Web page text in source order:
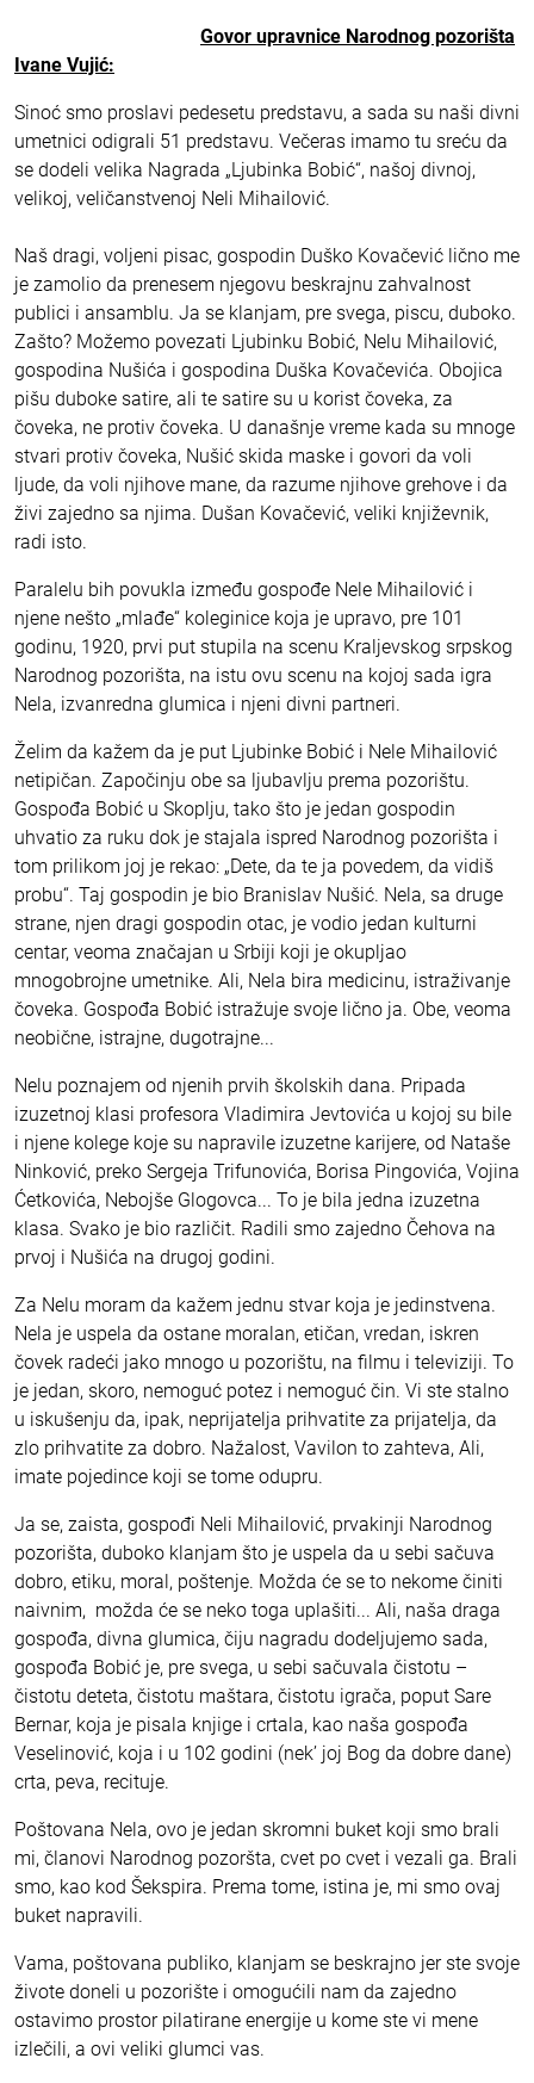
Govor upravnice Narodnog pozorišta
Ivane Vujić:
Sinoć smo proslavi pedesetu predstavu, a sada su naši divni
umetnici odigrali 51 predstavu. Večeras imamo tu sreću da
se dodeli velika Nagrada „Ljubinka Bobić“, našoj divnoj,
velikoj, veličanstvenoj Neli Mihailović.
Naš dragi, voljeni pisac, gospodin Duško Kovačević lično me
je zamolio da prenesem njegovu beskrajnu zahvalnost
publici i ansamblu. Ja se klanjam, pre svega, piscu, duboko.
Zašto? Možemo povezati Ljubinku Bobić, Nelu Mihailović,
gospodina Nušića i gospodina Duška Kovačevića. Obojica
pišu duboke satire, ali te satire su u korist čoveka, za
čoveka, ne protiv čoveka. U današnje vreme kada su mnoge
stvari protiv čoveka, Nušić skida maske i govori da voli
ljude, da voli njihove mane, da razume njihove grehove i da
živi zajedno sa njima. Dušan Kovačević, veliki književnik,
radi isto.
Paralelu bih povukla između gospođe Nele Mihailović i
njene nešto „mlađe“ koleginice koja je upravo, pre 101
godinu, 1920, prvi put stupila na scenu Kraljevskog srpskog
Narodnog pozorišta, na istu ovu scenu na kojoj sada igra
Nela, izvanredna glumica i njeni divni partneri.
Želim da kažem da je put Ljubinke Bobić i Nele Mihailović
netipičan. Započinju obe sa ljubavlju prema pozorištu.
Gospođa Bobić u Skoplju, tako što je jedan gospodin
uhvatio za ruku dok je stajala ispred Narodnog pozorišta i
tom prilikom joj je rekao: „Dete, da te ja povedem, da vidiš
probu“. Taj gospodin je bio Branislav Nušić. Nela, sa druge
strane, njen dragi gospodin otac, je vodio jedan kulturni
centar, veoma značajan u Srbiji koji je okupljao
mnogobrojne umetnike. Ali, Nela bira medicinu, istraživanje
čoveka. Gospođa Bobić istražuje svoje lično ja. Obe, veoma
neobične, istrajne, dugotrajne...
Nelu poznajem od njenih prvih školskih dana. Pripada
izuzetnoj klasi profesora Vladimira Jevtovića u kojoj su bile
i njene kolege koje su napravile izuzetne karijere, od Nataše
Ninković, preko Sergeja Trifunovića, Borisa Pingovića, Vojina
Ćetkovića, Nebojše Glogovca... To je bila jedna izuzetna
klasa. Svako je bio različit. Radili smo zajedno Čehova na
prvoj i Nušića na drugoj godini.
Za Nelu moram da kažem jednu stvar koja je jedinstvena.
Nela je uspela da ostane moralan, etičan, vredan, iskren
čovek radeći jako mnogo u pozorištu, na filmu i televiziji. To
je jedan, skoro, nemoguć potez i nemoguć čin. Vi ste stalno
u iskušenju da, ipak, neprijatelja prihvatite za prijatelja, da
zlo prihvatite za dobro. Nažalost, Vavilon to zahteva, Ali,
imate pojedince koji se tome odupru.
Ja se, zaista, gospođi Neli Mihailović, prvakinji Narodnog
pozorišta, duboko klanjam što je uspela da u sebi sačuva
dobro, etiku, moral, poštenje. Možda će se to nekome činiti
naivnim, možda će se neko toga uplašiti... Ali, naša draga
gospođa, divna glumica, čiju nagradu dodeljujemo sada,
gospođa Bobić je, pre svega, u sebi sačuvala čistotu –
čistotu deteta, čistotu maštara, čistotu igrača, poput Sare
Bernar, koja je pisala knjige i crtala, kao naša gospođa
Veselinović, koja i u 102 godini (nek’ joj Bog da dobre dane)
crta, peva, recituje.
Poštovana Nela, ovo je jedan skromni buket koji smo brali
mi, članovi Narodnog pozoršta, cvet po cvet i vezali ga. Brali
smo, kao kod Šekspira. Prema tome, istina je, mi smo ovaj
buket napravili.
Vama, poštovana publiko, klanjam se beskrajno jer ste svoje
živote doneli u pozorište i omogućili nam da zajedno
ostavimo prostor pilatirane energije u kome ste vi mene
izlečili, a ovi veliki glumci vas.